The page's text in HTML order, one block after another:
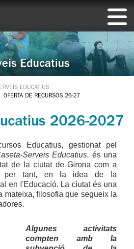
Educatius
EDUCATIUS
OFERTA DE RECURSOS 26-27
2026-2027
Educatius, gestionat pel
Serveis Educatius, és una
de la ciutat de Girona com a
per tant, en la idea de la
en l'Educació. La ciutat és una
mateixa, filosofia que segueix la
Algunes activitats
compten amb la